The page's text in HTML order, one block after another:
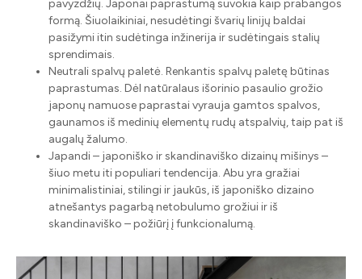
pavyzdžių. Japonai paprastumą suvokia kaip prabangos
formą. Šiuolaikiniai, nesudėtingi švarių linijų baldai
pasižymi itin sudėtinga inžinerija ir sudėtingais stalių
sprendimais.
Neutrali spalvų paletė. Renkantis spalvų paletę būtinas
paprastumas. Dėl natūralaus išorinio pasaulio grožio
japonų namuose paprastai vyrauja gamtos spalvos,
gaunamos iš medinių elementų rudų atspalvių, taip pat iš
augalų žalumo.
Japandi – japoniško ir skandinaviško dizainų mišinys –
šiuo metu iti populiari tendencija. Abu yra gražiai
minimalistiniai, stilingi ir jaukūs, iš japoniško dizaino
atnešantys pagarbą netobulumo grožiui ir iš
skandinaviško – požiūrį į funkcionalumą.